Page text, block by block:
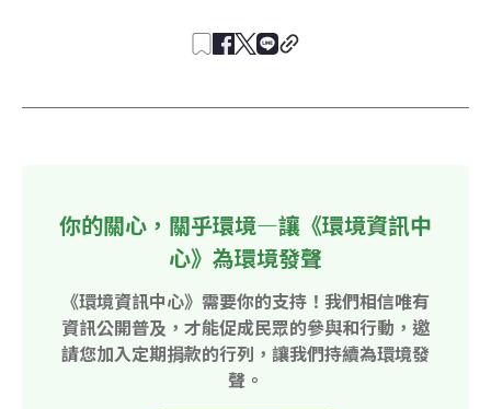
你的關心，關乎環境—讓《環境資訊中
心》為環境發聲
《環境資訊中心》需要你的支持！我們相信唯有
資訊公開普及，才能促成民眾的參與和行動，邀
請您加入定期捐款的行列，讓我們持續為環境發
聲。